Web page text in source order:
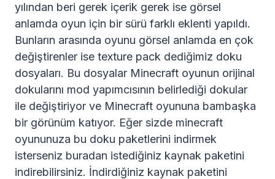
yılından beri gerek içerik gerek ise görsel
anlamda oyun için bir sürü farklı eklenti yapıldı.
Bunların arasında oyunu görsel anlamda en çok
değiştirenler ise texture pack dediğimiz doku
dosyaları. Bu dosyalar Minecraft oyunun orijinal
dokularını mod yapımcısının belirlediği dokular
ile değiştiriyor ve Minecraft oyununa bambaşka
bir görünüm katıyor. Eğer sizde minecraft
oyununuza bu doku paketlerini indirmek
isterseniz buradan istediğiniz kaynak paketini
indirebilirsiniz. İndirdiğiniz kaynak paketini